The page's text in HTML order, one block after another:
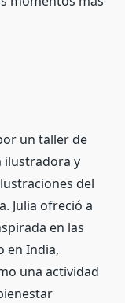
un taller de
ilustradora y
del
Julia ofreció a
en las
en India,
una actividad